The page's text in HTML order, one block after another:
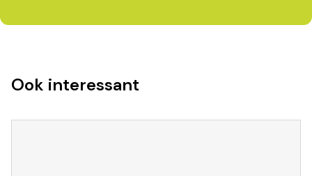
Ook interessant